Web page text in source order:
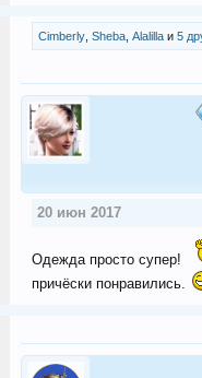
Cimberly, Sheba, Alalillaи 5
20 июн 2017
Одежда просто супер!
причёски понравились.